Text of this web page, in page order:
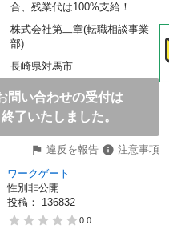
合、残業代は100%支給！
株式会社第二章(転職相談事業
部)
長崎県対馬市
問い合わせの受付は
終了いたしました。
違反を報告
注意事項
ワークゲート
性別非公開
投稿： 136832
0.0